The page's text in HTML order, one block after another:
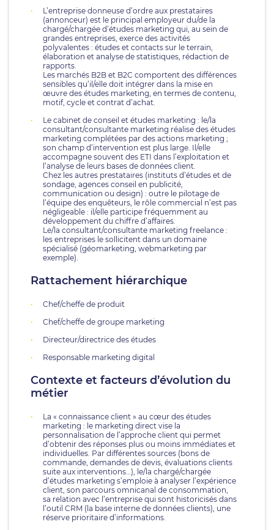
L’entreprise donneuse d’ordre aux prestataires
(annonceur) est le principal employeur du/de la
chargé/chargée d’études marketing qui, au sein de
grandes entreprises, exerce des activités
polyvalentes : études et contacts sur le terrain,
élaboration et analyse de statistiques, rédaction de
rapports.
Les marchés B2B et B2C comportent des différences
sensibles qu’il/elle doit intégrer dans la mise en
œuvre des études marketing, en termes de contenu,
motif, cycle et contrat d’achat.
Le cabinet de conseil et études marketing : le/la
consultant/consultante marketing réalise des études
marketing complétées par des actions marketing ;
son champ d’intervention est plus large. Il/elle
accompagne souvent des ETI dans l’exploitation et
l’analyse de leurs bases de données client.
Chez les autres prestataires (instituts d’études et de
sondage, agences conseil en publicité,
communication ou design) : outre le pilotage de
l’équipe des enquêteurs, le rôle commercial n’est pas
négligeable : il/elle participe fréquemment au
développement du chiffre d’affaires.
Le/la consultant/consultante marketing freelance :
les entreprises le sollicitent dans un domaine
spécialisé (géomarketing, webmarketing par
exemple).
Rattachement hiérarchique
Chef/cheffe de produit
Chef/cheffe de groupe marketing
Directeur/directrice des études
Responsable marketing digital
Contexte et facteurs d’évolution du
métier
La « connaissance client » au cœur des études
marketing : le marketing direct vise la
personnalisation de l’approche client qui permet
d’obtenir des réponses plus ou moins immédiates et
individuelles. Par différentes sources (bons de
commande, demandes de devis, évaluations clients
suite aux interventions…), le/la chargé/chargée
d’études marketing s’emploie à analyser l’expérience
client, son parcours omnicanal de consommation,
sa relation avec l’entreprise qui sont historicisés dans
l’outil CRM (la base interne de données clients), une
réserve prioritaire d’informations.